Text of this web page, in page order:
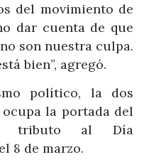
del movimiento de
dar cuenta de que
son nuestra culpa.
bien”, agregó.
político, la dos
la portada del
tributo al Día
8 de marzo.